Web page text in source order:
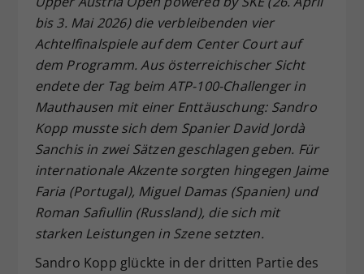
bis 3. Mai 2026) die verbleibenden vier
Achtelfinalspiele auf dem Center Court auf
dem Programm. Aus österreichischer Sicht
endete der Tag beim ATP-100-Challenger in
Mauthausen mit einer Enttäuschung: Sandro
Kopp musste sich dem Spanier David Jordà
Sanchis in zwei Sätzen geschlagen geben. Für
internationale Akzente sorgten hingegen Jaime
Faria (Portugal), Miguel Damas (Spanien) und
Roman Safiullin (Russland), die sich mit
starken Leistungen in Szene setzten.
Sandro Kopp glückte in der dritten Partie des
Zweck
Dieser Wert speichert Ihre Consent-
Einstellungen. Unter anderem eine
historische Speicherung Ihrer
vorgenommen Einstellungen, falls der
Webseiten-Betreiber dies eingestellt
hat.